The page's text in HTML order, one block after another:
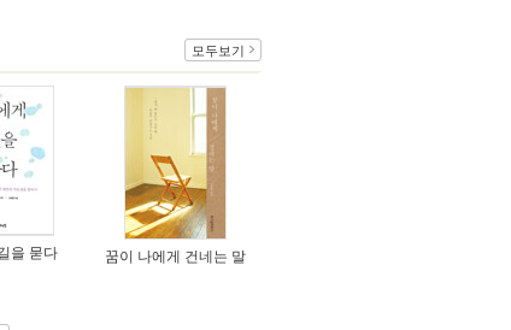
모두보기
을 묻다 꿈이 나에게 건네는 말